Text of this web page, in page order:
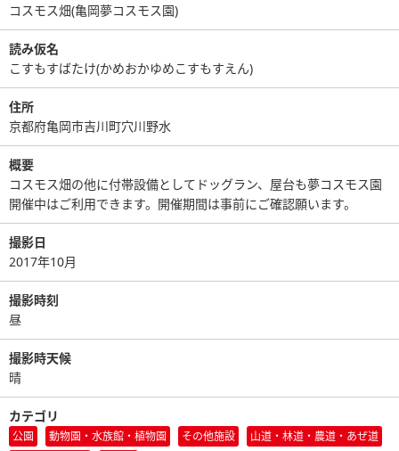
コスモス畑(亀岡夢コスモス園)
読み仮名
こすもすばたけ(かめおかゆめこすもすえん)
住所
京都府亀岡市吉川町穴川野水
概要
コスモス畑の他に付帯設備としてドッグラン、屋台も夢コスモス園
開催中はご利用できます。開催期間は事前にご確認願います。
撮影日
2017年10月
撮影時刻
昼
撮影時天候
晴
カテゴリ
公園 動物園・水族館・植物園 その他施設
山道・林道・農道・あぜ道